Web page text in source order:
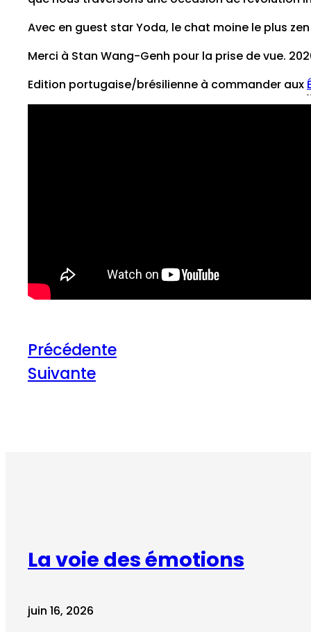
Avec en guest star Yoda, le chat moine le plus zen
Merci à Stan Wang-Genh pour la prise de vue.
Edition portugaise/brésilienne à commander aux
Précédente
Suivante
La voie des émotions
juin 16, 2026